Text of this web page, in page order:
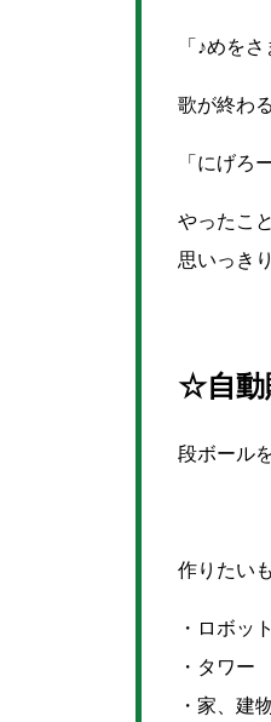
「♪めを
歌が終わ
「にげろ
やったこ
思いっき
☆自動
段ボール
作りたい
・ロボット
・タワー
・家、建